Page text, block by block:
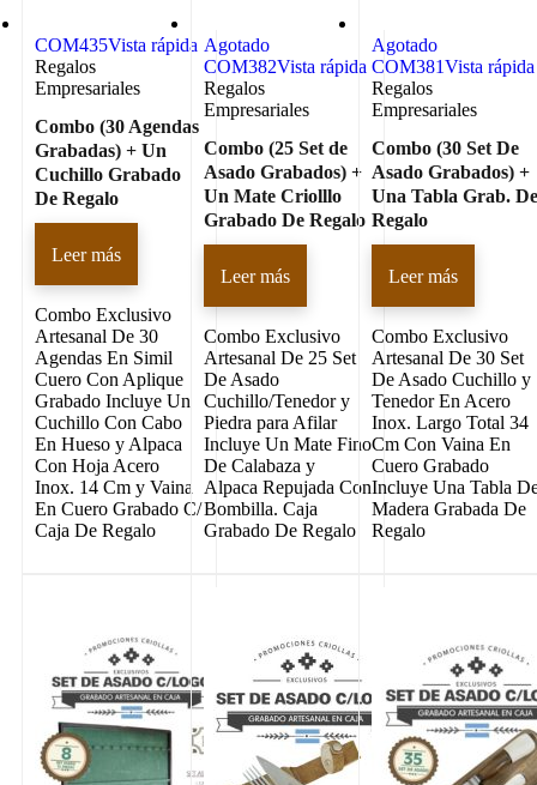
COM435Vista rápida
Regalos
Empresariales
Combo (30 Agendas
Grabadas) + Un
Cuchillo Grabado
De Regalo
Leer más
Combo Exclusivo
Artesanal De 30
Agendas En Simil
Cuero Con Aplique
Grabado Incluye Un
Cuchillo Con Cabo
En Hueso y Alpaca
Con Hoja Acero
Inox. 14 Cm y Vaina
En Cuero Grabado C/
Caja De Regalo
Agotado
COM382Vista rápida
Regalos
Empresariales
Combo (25 Set de
Asado Grabados) +
Un Mate Criolllo
Grabado De Regalo
Leer más
Combo Exclusivo
Artesanal De 25 Set
De Asado
Cuchillo/Tenedor y
Piedra para Afilar
Incluye Un Mate Fino
De Calabaza y
Alpaca Repujada Con
Bombilla. Caja
Grabado De Regalo
Agotado
COM381Vista rápida
Regalos
Empresariales
Combo (30 Set De
Asado Grabados) +
Una Tabla Grab.
Regalo
Leer más
Combo Exclusivo
Artesanal De 30 Set
De Asado Cuchillo y
Tenedor En Acero
Inox. Largo Total 34
Cm Con Vaina En
Cuero Grabado
Incluye Una Tabla
Madera Grabada De
Regalo